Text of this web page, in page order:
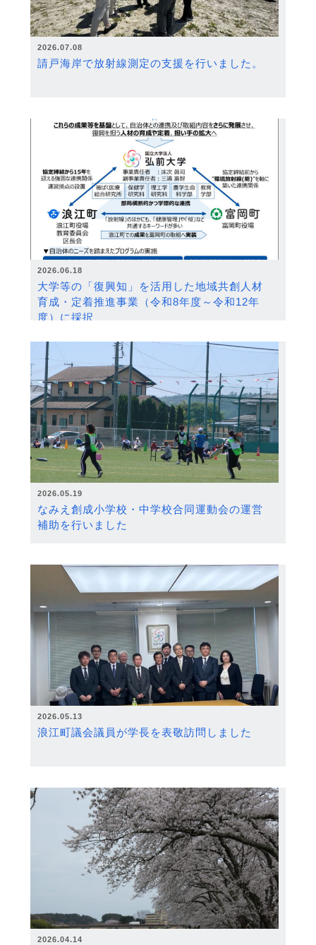
2026.07.08
請戸海岸で放射線測定の支援を行いました。
2026.06.18
大学等の「復興知」を活用した地域共創人材
育成・定着推進事業（令和8年度～令和12年
度）に採択
2026.05.19
なみえ創成小学校・中学校合同運動会の運営
補助を行いました
2026.05.13
浪江町議会議員が学長を表敬訪問しました
2026.04.14